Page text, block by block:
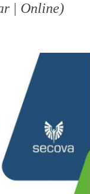
| Online)